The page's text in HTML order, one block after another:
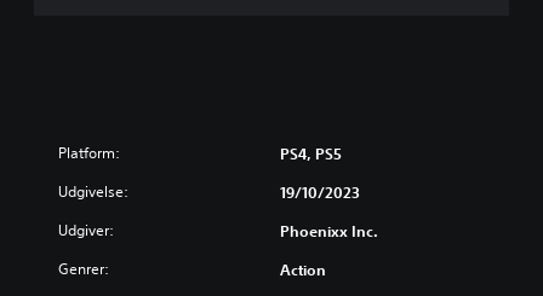
Platform: PS4, PS5
Udgivelse: 19/10/2023
Udgiver: Phoenixx Inc.
Genrer: Action